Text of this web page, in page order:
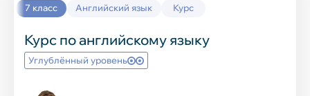
7 класс Английский язык Курс
Курс по английскому языку
Углублённый уровень